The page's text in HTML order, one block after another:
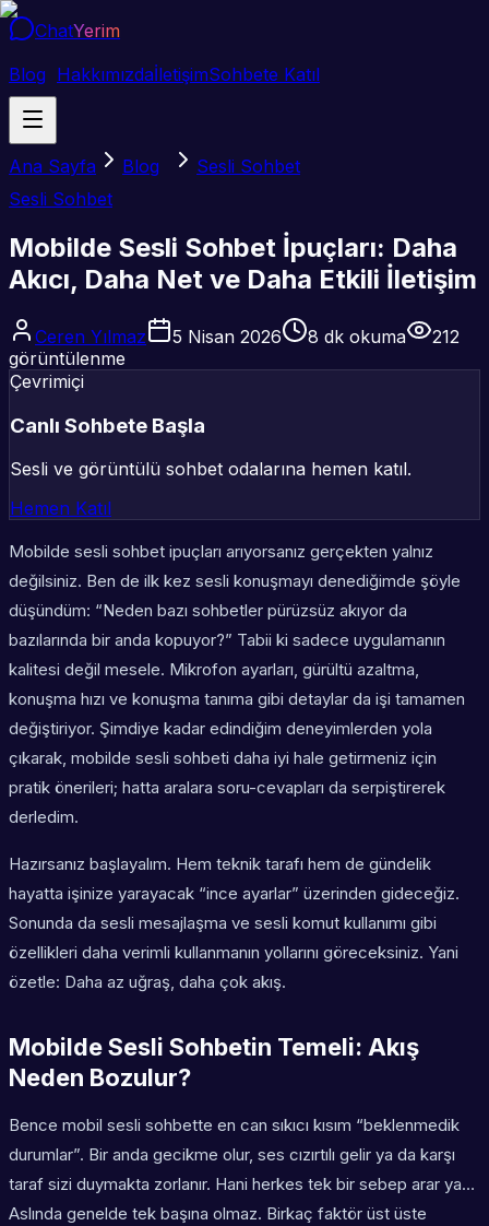
ChatYerim
Blog HakkımızdaİletişimSohbete Katıl
Ana Sayfa Blog
Sesli Sohbet
Sesli Sohbet
Mobilde Sesli Sohbet İpuçları: Daha
Akıcı, Daha Net ve Daha Etkili İletişim
Ceren Yılmaz 5 Nisan 2026 8 dk okuma
212
görüntülenme
Çevrimiçi
Canlı Sohbete Başla
Sesli ve görüntülü sohbet odalarına hemen katıl.
Hemen Katıl
Mobilde sesli sohbet ipuçları arıyorsanız gerçekten yalnız
değilsiniz. Ben de ilk kez sesli konuşmayı denediğimde şöyle
düşündüm: “Neden bazı sohbetler pürüzsüz akıyor da
bazılarında bir anda kopuyor?” Tabii ki sadece uygulamanın
kalitesi değil mesele. Mikrofon ayarları, gürültü azaltma,
konuşma hızı ve konuşma tanıma gibi detaylar da işi tamamen
değiştiriyor. Şimdiye kadar edindiğim deneyimlerden yola
çıkarak, mobilde sesli sohbeti daha iyi hale getirmeniz için
pratik önerileri; hatta aralara soru-cevapları da serpiştirerek
derledim.
Hazırsanız başlayalım. Hem teknik tarafı hem de gündelik
hayatta işinize yarayacak “ince ayarlar” üzerinden gideceğiz.
Sonunda da sesli mesajlaşma ve sesli komut kullanımı gibi
özellikleri daha verimli kullanmanın yollarını göreceksiniz. Yani
özetle: Daha az uğraş, daha çok akış.
Mobilde Sesli Sohbetin Temeli: Akış
Neden Bozulur?
Bence mobil sesli sohbette en can sıkıcı kısım “beklenmedik
durumlar”. Bir anda gecikme olur, ses cızırtılı gelir ya da karşı
taraf sizi duymakta zorlanır. Hani herkes tek bir sebep arar ya…
Aslında genelde tek başına olmaz. Birkaç faktör üst üste